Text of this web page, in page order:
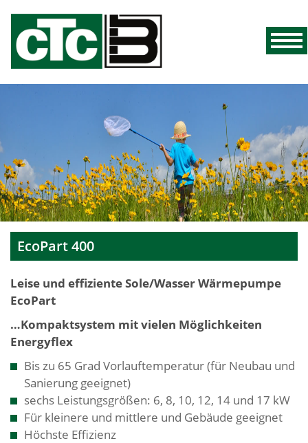
EcoPart 400
Leise und effiziente Sole/Wasser Wärmepumpe
EcoPart
…Kompaktsystem mit vielen Möglichkeiten
Energyflex
Bis zu 65 Grad Vorlauftemperatur (für Neubau und
Sanierung geeignet)
sechs Leistungsgrößen: 6, 8, 10, 12, 14 und 17 kW
Für kleinere und mittlere und Gebäude geeignet
Höchste Effizienz